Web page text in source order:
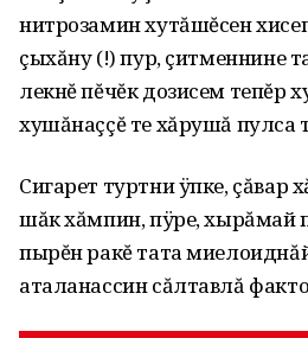
нитрозамин хутăшĕсен
çыхăну (!) пур, çитменнине
лекнĕ пĕчĕк дозисем тепĕр
хушăнаççĕ те хăрушă пулса
Сигарет туртни ÿпке, çăвар
шăк хăмпин, пÿре, хырăмай
пырĕн ракĕ тата
аталанассин сăлтавлă